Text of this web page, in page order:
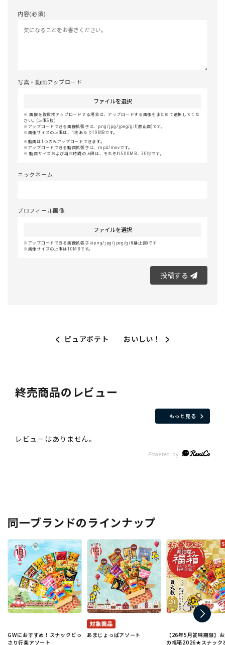
内容(必須)
写真・動画アップロード
ファイルを選択
画像を複数枚アップロードする場合は、アップロードする画像をまとめて選択してくだ
さい。(上限5枚)
アップロードできる画像拡張子は、png/jpg/jpeg/gif(静止画)です。
画像サイズの上限は、1枚あたり10MBです。
動画は1つのみアップロードできます。
アップロードできる動画拡張子は、mp4/movです。
動画サイズおよび再生時間の上限は、それぞれ500MB、30秒です。
ニックネーム
プロフィール画像
ファイルを選択
アップロードできる画像拡張子はpng/jpg/jpeg/gif(静止画)です
画像サイズの上限は10MBです。
投稿する
ピュアポテト おいしい！
終売商品のレビュー
もっと見る
同一ブランドのラインナップ
GWにおすすめ！スナックどっ
さり行楽アソート
あまじょっぱアソート
【26年5月賞味期限】
の福箱2026★スナック